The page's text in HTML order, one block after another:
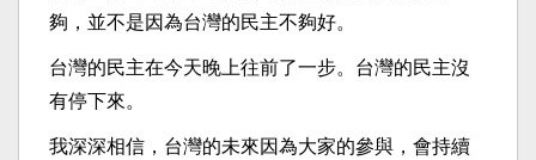
夠，並不是因為台灣的民主不夠好。
台灣的民主在今天晚上往前了一步。台灣的民主沒
有停下來。
我深深相信，台灣的未來因為大家的參與，會持續